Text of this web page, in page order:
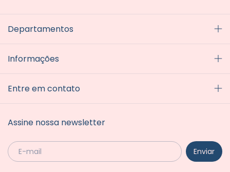
Departamentos
Informações
Entre em contato
Assine nossa newsletter